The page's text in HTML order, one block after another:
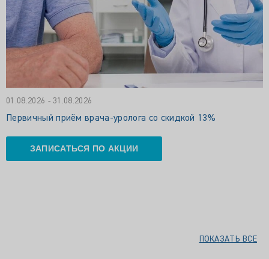
01.08.2026 - 31.08.2026
Первичный приём врача-уролога со скидкой 13%
ЗАПИСАТЬСЯ ПО АКЦИИ
ПОКАЗАТЬ ВСЕ